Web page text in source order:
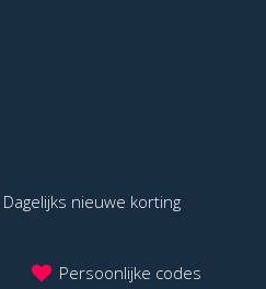
Dagelijks nieuwe korting
Persoonlijke codes